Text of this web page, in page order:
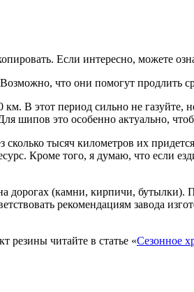
Если интересно, можете
что они помогут продлить
В этот период сильно не газуйте,
шипов это особенно актуально,
тысяч километров их
Кроме того, я думаю, что если
дорогах (камни, кирпичи,
рекомендациям завода
резины читайте в статье «Сезонное